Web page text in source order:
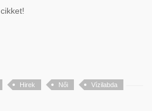
Hirek Női Vízilabda